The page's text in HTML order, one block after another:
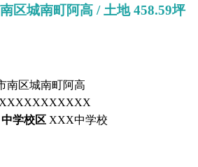
区城南町阿高 / 土地 458.59坪
南区城南町阿高
中学校区 XXX中学校